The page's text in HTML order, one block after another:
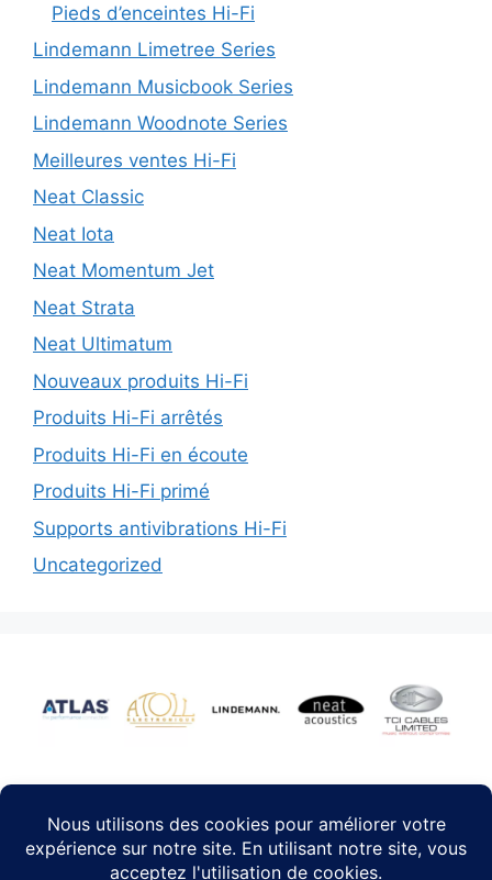
Pieds d’enceintes Hi-Fi
Lindemann Limetree Series
Lindemann Musicbook Series
Lindemann Woodnote Series
Meilleures ventes Hi-Fi
Neat Classic
Neat Iota
Neat Momentum Jet
Neat Strata
Neat Ultimatum
Nouveaux produits Hi-Fi
Produits Hi-Fi arrêtés
Produits Hi-Fi en écoute
Produits Hi-Fi primé
Supports antivibrations Hi-Fi
Uncategorized